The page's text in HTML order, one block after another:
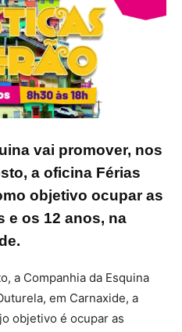
vai promover, nos
a oficina Férias
objetivo ocupar as
e os 12 anos, na
a Companhia da Esquina
em Carnaxide, a
objetivo é ocupar as